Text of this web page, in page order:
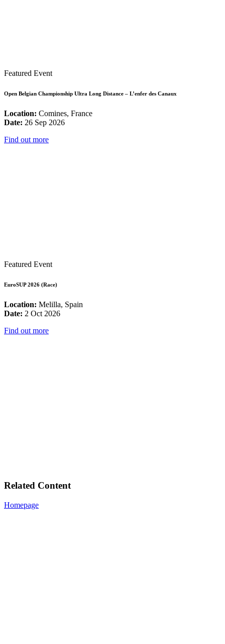
Featured Event
Open Belgian Championship Ultra Long Distance – L’enfer des Canaux
Location: Comines, France
Date: 26 Sep 2026
Find out more
Featured Event
EuroSUP 2026 (Race)
Location: Melilla, Spain
Date: 2 Oct 2026
Find out more
Related Content
Homepage